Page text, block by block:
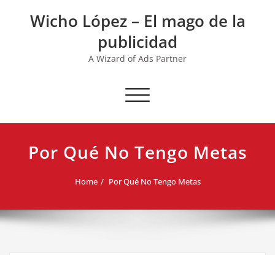
Wicho López – El mago de la
publicidad
A Wizard of Ads Partner
Toggle navigation
Por Qué No Tengo Metas
Home Por Qué No Tengo Metas